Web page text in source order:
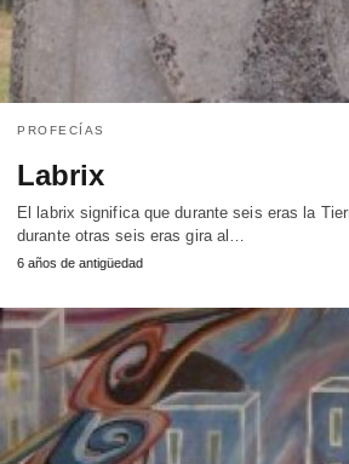
PROFECÍAS
Labrix
El labrix significa que durante seis eras la
durante otras seis eras gira al…
6 años de antigüedad